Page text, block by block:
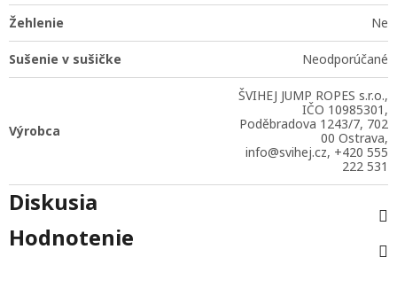
Žehlenie Ne
Sušenie v sušičke Neodporúčané
Výrobca
ŠVIHEJ JUMP ROPES s.r.o.,
IČO 10985301,
Poděbradova 1243/7, 702
00 Ostrava,
info@svihej.cz, +420 555
222 531
Diskusia
Hodnotenie